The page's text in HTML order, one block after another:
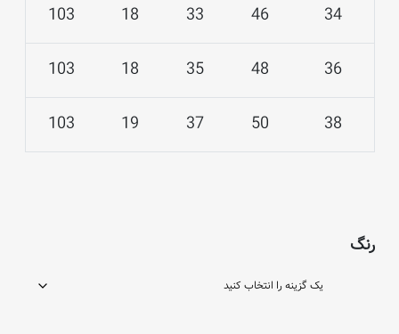
34
46
33
18
103
36
48
35
18
103
38
50
37
19
103
رنگ